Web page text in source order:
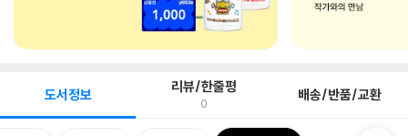
도서정보 리뷰/한줄평
0 배송/반품/교환